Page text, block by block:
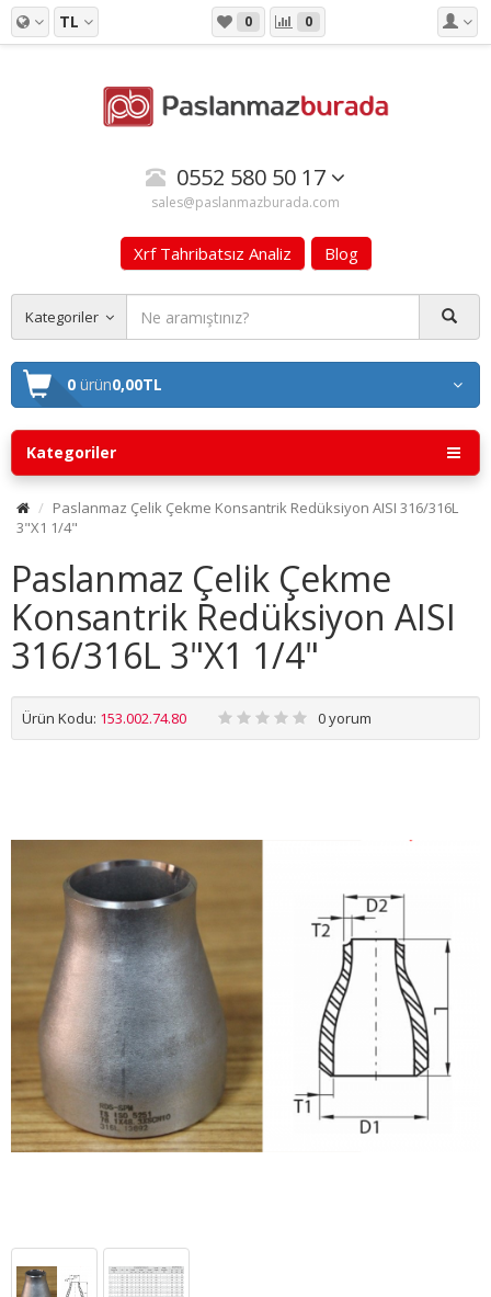
TL 0 0
0552 580 50 17
sales@paslanmazburada.com
Xrf Tahribatsız Analiz Blog
Kategoriler
0 ürün0,00TL
Kategoriler
Paslanmaz Çelik Çekme Konsantrik Redüksiyon AISI 316/316L
3"X1 1/4"
Paslanmaz Çelik Çekme
Konsantrik Redüksiyon AISI
316/316L 3"X1 1/4"
Ürün Kodu: 153.002.74.80 0 yorum